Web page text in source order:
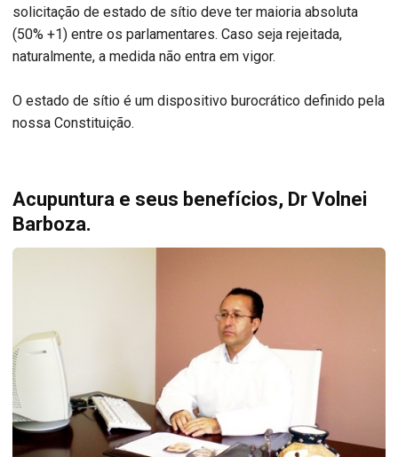
solicitação de estado de sítio deve ter maioria absoluta
(50% +1) entre os parlamentares. Caso seja rejeitada,
naturalmente, a medida não entra em vigor.
O estado de sítio é um dispositivo burocrático definido pela
nossa Constituição.
Acupuntura e seus benefícios, Dr Volnei
Barboza.